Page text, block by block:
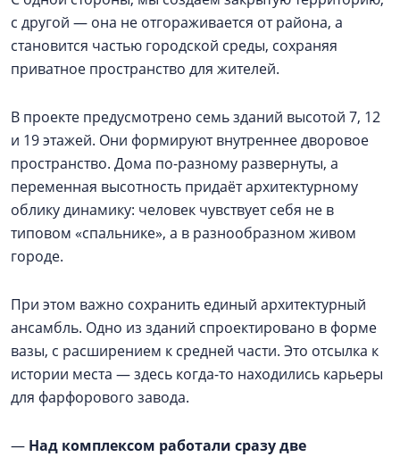
с другой — она не отгораживается от района, а
становится частью городской среды, сохраняя
приватное пространство для жителей.
В проекте предусмотрено семь зданий высотой 7, 12
и 19 этажей. Они формируют внутреннее дворовое
пространство. Дома по-разному развернуты, а
переменная высотность придаёт архитектурному
облику динамику: человек чувствует себя не в
типовом «спальнике», а в разнообразном живом
городе.
При этом важно сохранить единый архитектурный
ансамбль. Одно из зданий спроектировано в форме
вазы, с расширением к средней части. Это отсылка к
истории места — здесь когда-то находились карьеры
для фарфорового завода.
— Над комплексом работали сразу две